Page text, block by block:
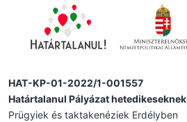
HAT-KP-01-2022/1-001557
Határtalanul Pályázat hetedikeseknek
Prügyiek és taktakenéziek Erdélyben